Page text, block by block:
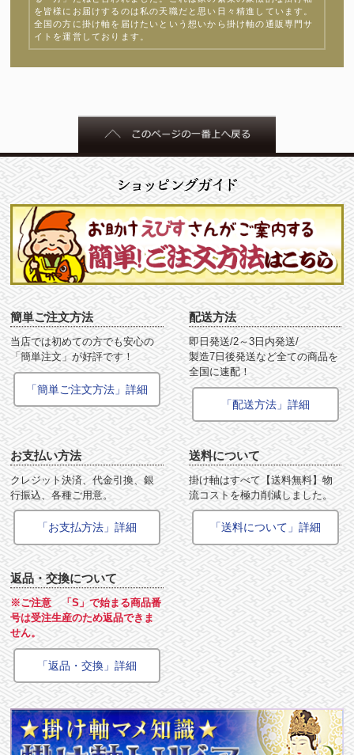
を皆様にお届けするのは私の天職だと思い日々精進しています。
全国の方に掛け軸を届けたいという想いから掛け軸の通販専門サ
イトを運営しております。
簡単ご注文方法
当店では初めての方でも安心の
「簡単注文」が好評です！
「簡単ご注文方法」詳細
配送方法
即日発送/2～3日内発送/
製造7日後発送など全ての商品を
全国に速配！
「配送方法」詳細
お支払い方法
クレジット決済、代金引換、銀
行振込、各種ご用意。
「お支払方法」詳細
送料について
掛け軸はすべて【送料無料】物
流コストを極力削減しました。
「送料について」詳細
返品・交換について
※ご注意 「S」で始まる商品番
号は受注生産のため返品できま
せん。
「返品・交換」詳細